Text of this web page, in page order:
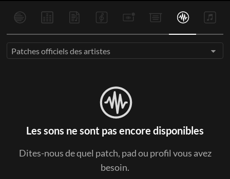
Patches officiels des artistes
Les sons ne sont pas encore disponibles
Dites-nous de quel patch, pad ou profil vous avez
besoin.